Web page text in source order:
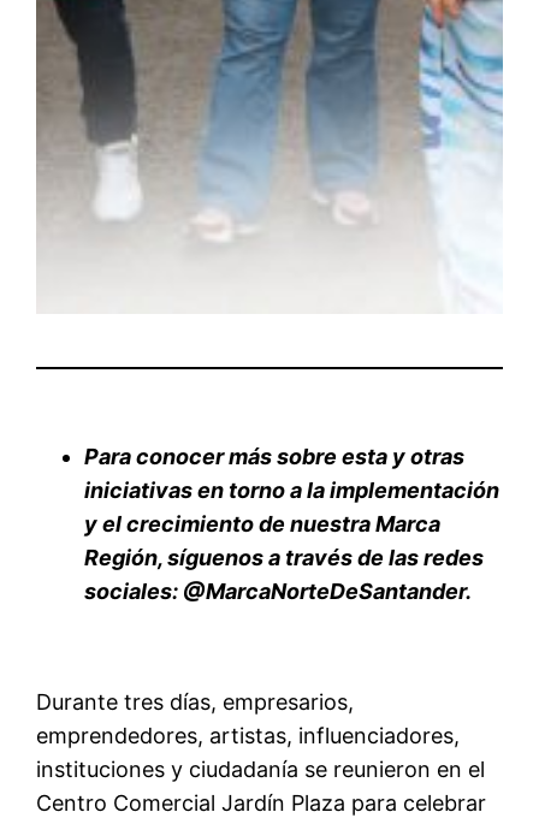
Para conocer más sobre esta y otras
iniciativas en torno a la implementación
y el crecimiento de nuestra Marca
Región, síguenos a través de las redes
sociales: @MarcaNorteDeSantander.
Durante tres días, empresarios,
emprendedores, artistas, influenciadores,
instituciones y ciudadanía se reunieron en el
Centro Comercial Jardín Plaza para celebrar